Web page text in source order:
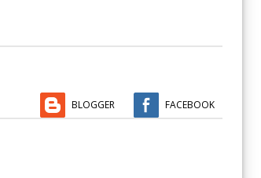
BLOGGER FACEBOOK